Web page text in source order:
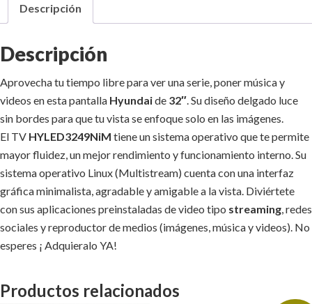
Descripción
Descripción
Aprovecha tu tiempo libre para ver una serie, poner música y
videos en esta pantalla Hyundaide 32″ . Su diseño delgado luce
sin bordes para que tu vista se enfoque solo en las imágenes.
El TV HYLED3249NiM tiene un sistema operativo que te permite
mayor fluidez, un mejor rendimiento y funcionamiento interno. Su
sistema operativo Linux (Multistream) cuenta con una interfaz
gráfica minimalista, agradable y amigable a la vista. Diviértete
con sus aplicaciones preinstaladas de video tipo streaming , redes
sociales y reproductor de medios (imágenes, música y videos). No
esperes ¡ Adquieralo YA!
Productos relacionados